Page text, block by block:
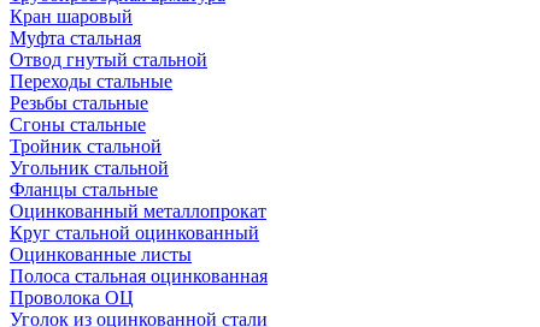
Кран шаровый
Муфта стальная
Отвод гнутый стальной
Переходы стальные
Резьбы стальные
Сгоны стальные
Тройник стальной
Угольник стальной
Фланцы стальные
Оцинкованный металлопрокат
Круг стальной оцинкованный
Оцинкованные листы
Полоса стальная оцинкованная
Проволока ОЦ
Уголок из оцинкованной стали